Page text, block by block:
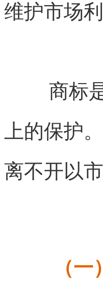
维护市场利
商标
上的保护
离不开以
（